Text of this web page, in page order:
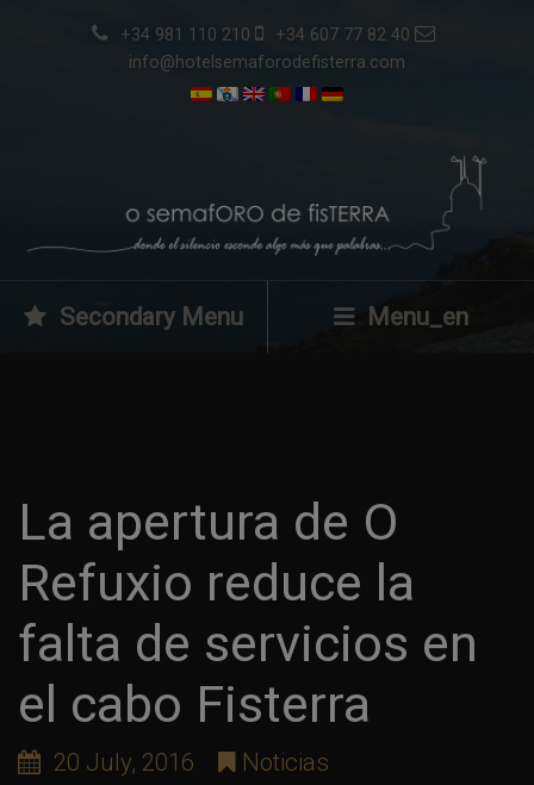
+34 981 110 210
+34 607 77 82 40
info@hotelsemaforodefisterra.com
Secondary Menu Menu_en
La apertura de O
Refuxio reduce la
falta de servicios en
el cabo Fisterra
20 July, 2016 Noticias